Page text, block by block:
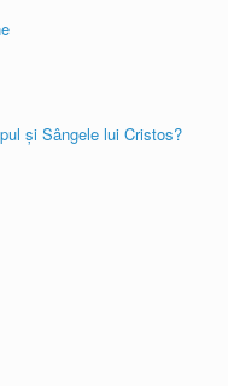
și Sângele lui Cristos?